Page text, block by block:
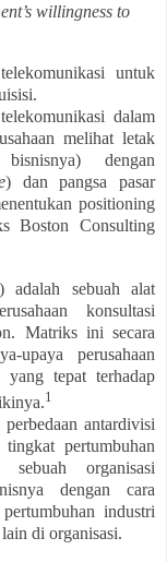
willingness to
untuk
dalam
melihat letak
dengan
) dan pangsa pasar
positioning
Boston Consulting
adalah sebuah alat
konsultasi
Matriks ini secara
upaya perusahaan
yang tepat terhadap
1
antardivisi
pertumbuhan
organisasi
dengan cara
industri
di organisasi.